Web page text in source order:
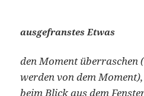
ausgefranstes Etwas
den Moment überraschen
werden von dem
beim Blick aus dem